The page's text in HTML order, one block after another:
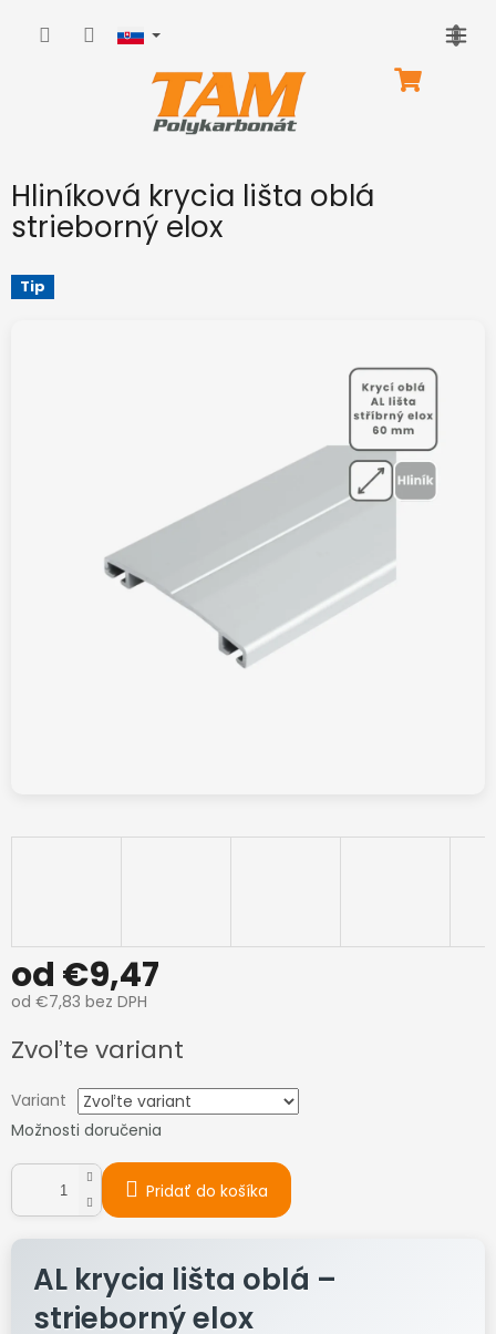
NÁKUPNÝ
Hliníková krycia lišta oblá
strieborný elox
Tip
od €9,47
od €7,83 bez DPH
cena:
Zvoľte variant
Variant
Možnosti doručenia
Pridať do košíka
AL krycia lišta oblá –
strieborný elox